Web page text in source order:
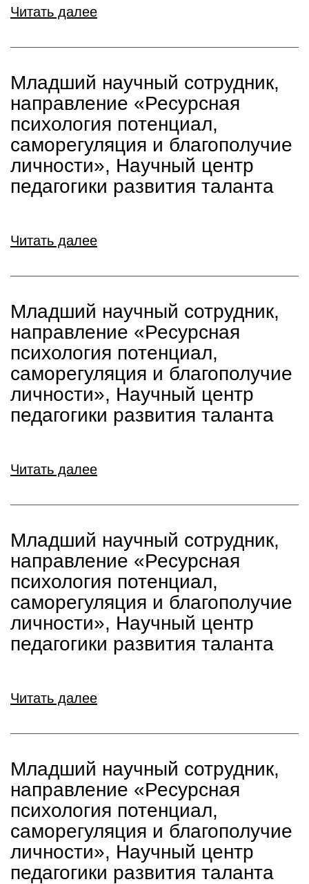
Читать далее
Младший научный сотрудник,
направление «Ресурсная
психология потенциал,
саморегуляция и благополучие
личности», Научный центр
педагогики развития таланта
Читать далее
Младший научный сотрудник,
направление «Ресурсная
психология потенциал,
саморегуляция и благополучие
личности», Научный центр
педагогики развития таланта
Читать далее
Младший научный сотрудник,
направление «Ресурсная
психология потенциал,
саморегуляция и благополучие
личности», Научный центр
педагогики развития таланта
Читать далее
Младший научный сотрудник,
направление «Ресурсная
психология потенциал,
саморегуляция и благополучие
личности», Научный центр
педагогики развития таланта